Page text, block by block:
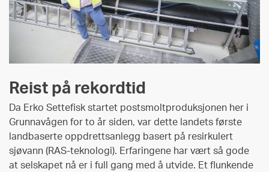
Reist på rekordtid
Da Erko Settefisk startet postsmoltproduksjonen her i
Grunnavågen for to år siden, var dette landets første
landbaserte oppdrettsanlegg basert på resirkulert
sjøvann (RAS-teknologi). Erfaringene har vært så gode
at selskapet nå er i full gang med å utvide. Et flunkende